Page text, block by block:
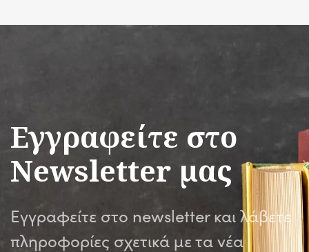
59,00€.είναι:
29,50€.
Εγγραφείτε στο
Newsletter μας
Εγγραφείτε στο newsletter και λάβετε
πληροφορίες σχετικά με τα νέα